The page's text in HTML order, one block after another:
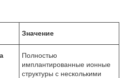
Значение
Полностью
имплантированные ионные
структуры с несколькими